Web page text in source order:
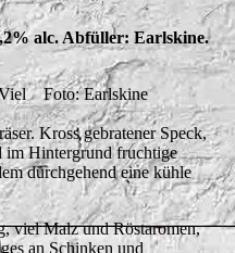
alc. Abfüller: Earlskine.
Foto: Earlskine
Kross gebratener Speck,
im Hintergrund fruchtige
durchgehend eine kühle
viel Malz und Röstaromen,
an Schinken und